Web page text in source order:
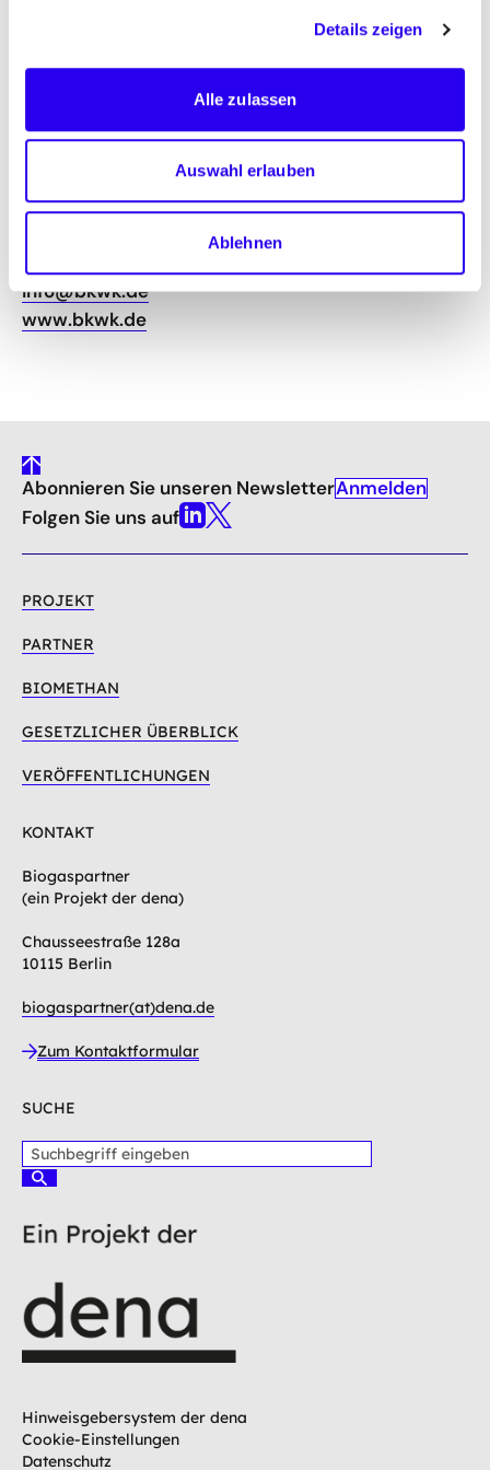
Details zeigen
Alle zulassen
Auswahl erlauben
Ablehnen
e. V.
Markgrafenstraße 56
Telefon +49 (0)30 2701 9281 0
Fax +49 (0)30 2701 9281 99
info@bkwk.de
www.bkwk.de
gehe
nach
oben
Abonnieren Sie unseren NewsletterAnmelden
Folgen Sie uns aufLinkedin
X
PROJEKT
PARTNER
BIOMETHAN
GESETZLICHER ÜBERBLICK
VERÖFFENTLICHUNGEN
KONTAKT
Biogaspartner
(ein Projekt der dena)
Chausseestraße 128a
10115 Berlin
biogaspartner(at)dena.de
Zum Kontaktformular
SUCHE
u
b
r
i
f
f
i
n
g
S
h
e
Hinweisgebersystem der dena
Cookie-Einstellungen
Datenschutz